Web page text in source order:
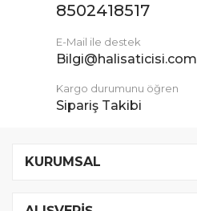
8502418517
E-Mail ile destek
Bilgi@halisaticisi.com
Kargo durumunu öğren
Sipariş Takibi
KURUMSAL